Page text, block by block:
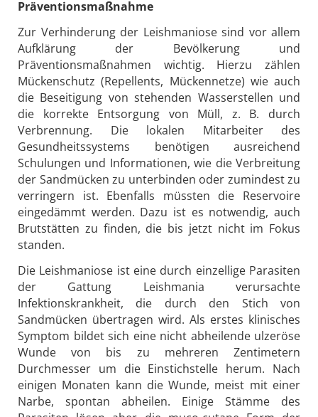
Präventionsmaßnahme
Zur Verhinderung der Leishmaniose sind vor allem
Aufklärung der Bevölkerung und
Präventionsmaßnahmen wichtig. Hierzu zählen
Mückenschutz (Repellents, Mückennetze) wie auch
die Beseitigung von stehenden Wasserstellen und
die korrekte Entsorgung von Müll, z. B. durch
Verbrennung. Die lokalen Mitarbeiter des
Gesundheitssystems benötigen ausreichend
Schulungen und Informationen, wie die Verbreitung
der Sandmücken zu unterbinden oder zumindest zu
verringern ist. Ebenfalls müssten die Reservoire
eingedämmt werden. Dazu ist es notwendig, auch
Brutstätten zu finden, die bis jetzt nicht im Fokus
standen.
Die Leishmaniose ist eine durch einzellige Parasiten
der Gattung Leishmania verursachte
Infektionskrankheit, die durch den Stich von
Sandmücken übertragen wird. Als erstes klinisches
Symptom bildet sich eine nicht abheilende ulzeröse
Wunde von bis zu mehreren Zentimetern
Durchmesser um die Einstichstelle herum. Nach
einigen Monaten kann die Wunde, meist mit einer
Narbe, spontan abheilen. Einige Stämme des